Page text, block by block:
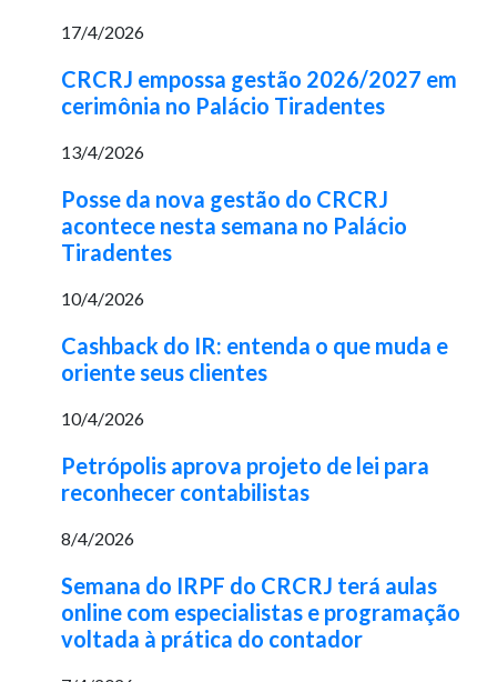
17/4/2026
CRCRJ empossa gestão 2026/2027 em
cerimônia no Palácio Tiradentes
13/4/2026
Posse da nova gestão do CRCRJ
acontece nesta semana no Palácio
Tiradentes
10/4/2026
Cashback do IR: entenda o que muda e
oriente seus clientes
10/4/2026
Petrópolis aprova projeto de lei para
reconhecer contabilistas
8/4/2026
Semana do IRPF do CRCRJ terá aulas
online com especialistas e programação
voltada à prática do contador